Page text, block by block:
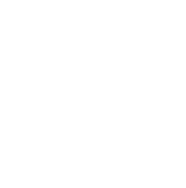
的特殊概念。，以访谈
是综艺史上首个房地产真人秀，节目中朴娜莱和金淑将作为队
目《我是SO
将携第二季回归，据tvN方面透露，该节